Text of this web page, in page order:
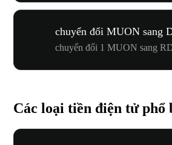
chuyển đổi MUON sang
chuyển đổi 1 MUON sang
Các loại tiền điện tử phổ